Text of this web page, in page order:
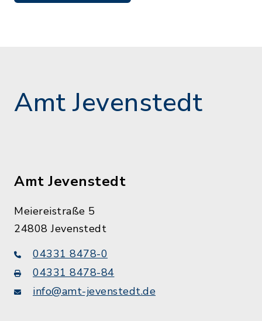
Amt Jevenstedt
Amt Jevenstedt
Meiereistraße 5
24808 Jevenstedt
04331 8478-0
04331 8478-84
info@amt-jevenstedt.de